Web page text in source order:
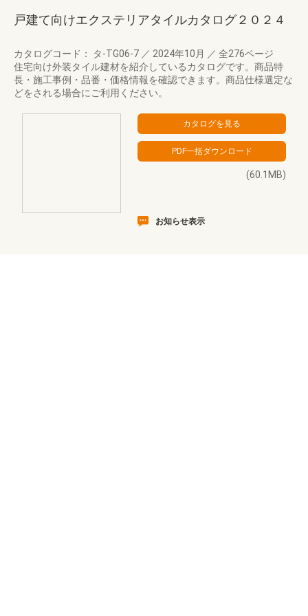
戸建て向けエクステリアタイルカタログ２０２４
カタログコード： タ-TG06-7 ／ 2024年10月 ／ 全276ページ
住宅向け外装タイル建材を紹介しているカタログです。商品特
長・施工事例・品番・価格情報を確認できます。商品仕様選定な
どをされる場合にご利用ください。
(60.1MB)
お知らせ表示